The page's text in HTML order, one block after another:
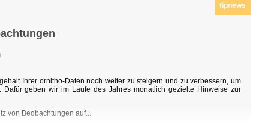
tipnews
Ihrer ornitho-Daten noch weiter zu steigern und zu verbessern, um
geben wir im Laufe des Jahres monatlich gezielte Hinweise zur
von Beobachtungen auf...